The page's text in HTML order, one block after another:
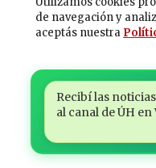
Recibí las
al canal de ÚH en